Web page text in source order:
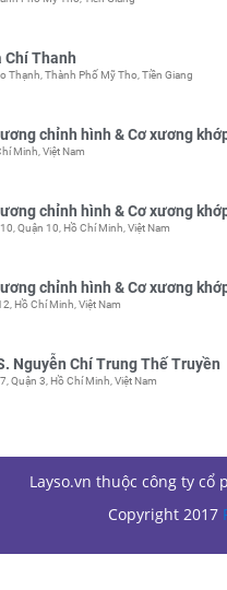
Chí Thanh
Thạnh, Thành Phố Mỹ Tho, Tiền Giang
chỉnh hình & Cơ xương
Minh, Việt Nam
chỉnh hình & Cơ xương
Quận 10, Hồ Chí Minh, Việt Nam
chỉnh hình & Cơ xương
Hồ Chí Minh, Việt Nam
Nguyễn Chí Trung Thế Truyền
Quận 3, Hồ Chí Minh, Việt Nam
Layso.vn thuộc công ty cổ
Copyright 2017